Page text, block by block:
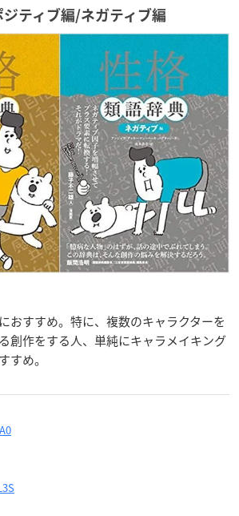
ティブ編/ネガティブ編
おすすめ。特に、複数のキャラクターを
創作をする人、単純にキャラメイキング
すめ。